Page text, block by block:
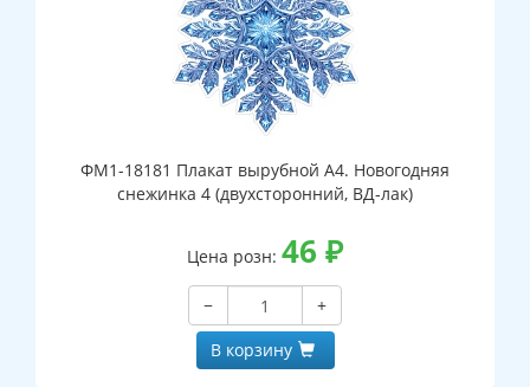
ФМ1-18181 Плакат вырубной А4. Новогодняя
снежинка 4 (двухсторонний, ВД-лак)
Цена розн: 46 ₽
−
+
В корзину